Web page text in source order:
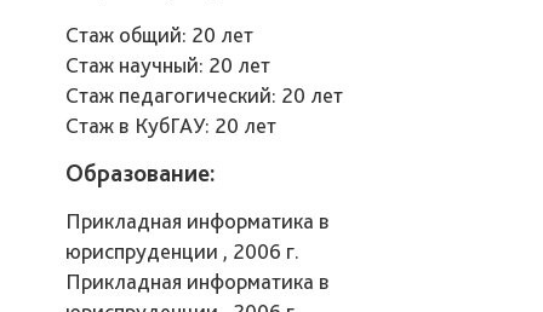
Стаж общий: 20 лет
Стаж научный: 20 лет
Стаж педагогический: 20 лет
Стаж в КубГАУ: 20 лет
Образование:
Прикладная информатика в
юриспруденции , 2006 г.
Прикладная информатика в